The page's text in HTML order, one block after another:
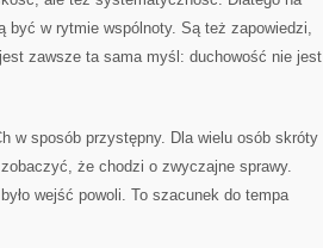
być w rytmie wspólnoty. Są też zapowiedzi,
zawsze ta sama myśl: duchowość nie jest
w sposób przystępny. Dla wielu osób skróty
że chodzi o zwyczajne sprawy.
wejść powoli. To szacunek do tempa